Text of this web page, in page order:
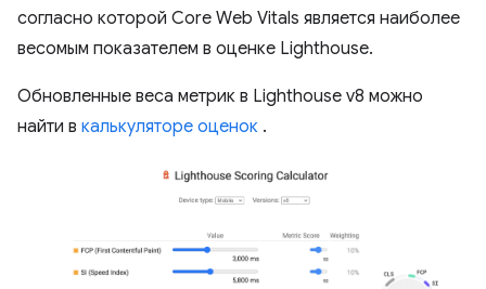
согласно которой Core Web Vitals является наиболее
весомым показателем в оценке Lighthouse.
Обновленные веса метрик в Lighthouse v8 можно
найти в калькуляторе оценок .